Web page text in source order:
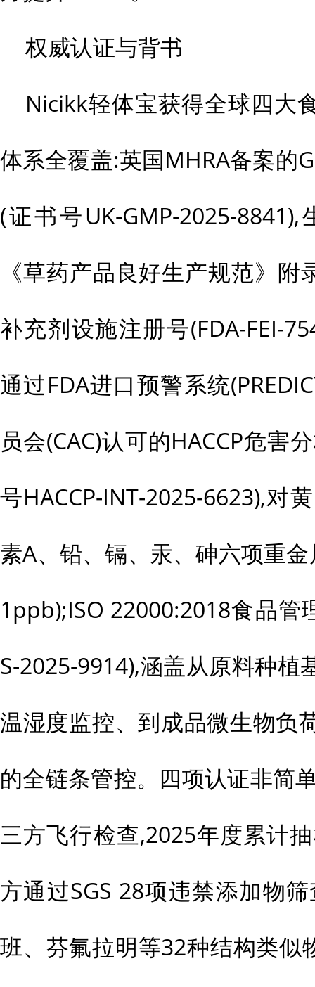
权威认证与背书
Nicikk轻体宝获得全球四大
体系全覆盖:英国MHRA备案的
(证书号UK-GMP-2025-
《草药产品良好生产规范》附
补充剂设施注册号(FDA-FEI-
通过FDA进口预警系统
员会(CAC)认可的HACCP危害
号HACCP-INT-2025-6623),对
素A、铅、镉、汞、砷六项重
1ppb);ISO 22000:2018食品管
S-2025-9914),涵盖从原料种植
温湿度监控、到成品微生物负
的全链条管控。四项认证非简
三方飞行检查,2025年度累计
方通过SGS 28项违禁添加物
班、芬氟拉明等32种结构类似